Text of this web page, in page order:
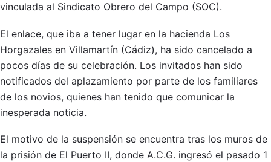
vinculada al Sindicato Obrero del Campo (SOC).
El enlace, que iba a tener lugar en la hacienda Los
Horgazales en Villamartín (Cádiz), ha sido cancelado a
pocos días de su celebración. Los invitados han sido
notificados del aplazamiento por parte de los familiares
de los novios, quienes han tenido que comunicar la
inesperada noticia.
El motivo de la suspensión se encuentra tras los muros de
la prisión de El Puerto II, donde A.C.G. ingresó el pasado 1